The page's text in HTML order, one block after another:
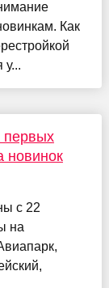
Как
у...
первых
новинок
с 22
на